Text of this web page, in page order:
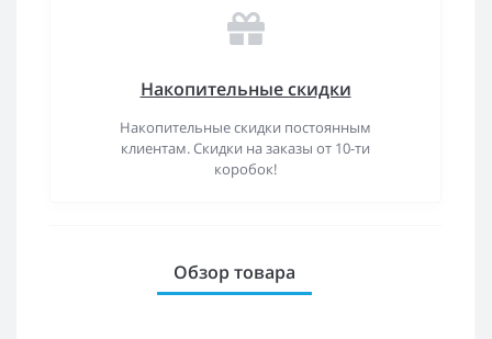
Накопительные скидки
Накопительные скидки постоянным
клиентам. Скидки на заказы от 10-ти
коробок!
Обзор товара